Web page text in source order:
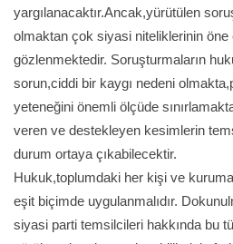
yargılanacaktır.Ancak,yürütülen
olmaktan çok siyasi niteliklerinin öne
gözlenmektedir. Soruşturmaların
sorun,ciddi bir kaygı nedeni
yeteneğini önemli ölçüde
veren ve destekleyen kesimlerin
durum ortaya çıkabilecektir.
Hukuk,toplumdaki her kişi ve
eşit biçimde uygulanmalıdır.
siyasi parti temsilcileri hakkında bu